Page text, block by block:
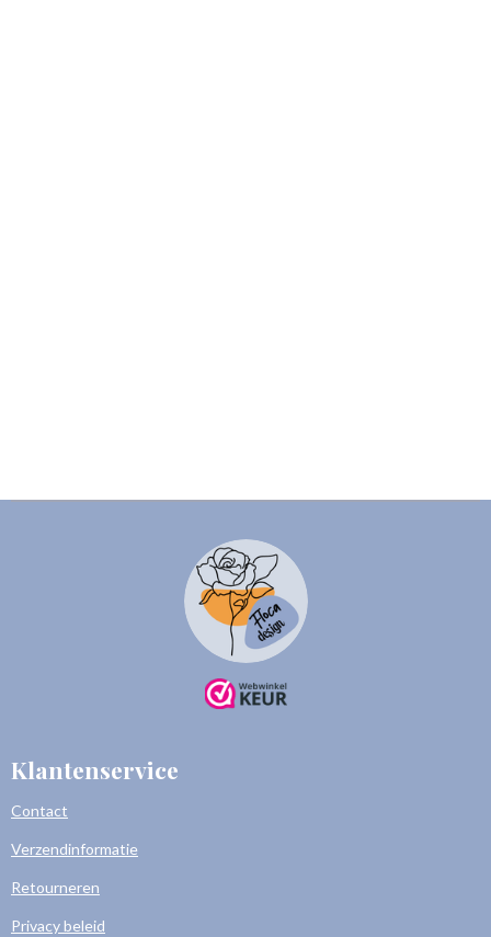
Klantenservice
Contact
Verzendinformatie
Retourneren
Privacy beleid